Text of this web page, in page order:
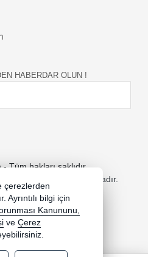
HABERDAR OLUN !
Tüm hakları saklıdır.
sertifikası ile korunmaktadır.
çerezlerden
Ayrıntılı bilgi için
Kanununu,
ve Çerez